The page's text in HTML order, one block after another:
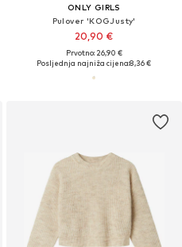
ONLY GIRLS
Pulover 'KOGJusty'
20,90 €
Prvotno: 26,90 €
Posljednja najniža cijena:8,36 €